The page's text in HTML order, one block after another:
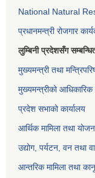
National Natural
प्रधानमन्त्री रोजगार
लुम्बिनी प्रदेशसँग
मुख्यमन्त्री तथा
मुख्यमन्त्रीको
प्रदेश सभाको कार्यालय
आर्थिक मामिला तथा
उद्योग, पर्यटन, वन तथा
आन्तरिक मामिला तथा